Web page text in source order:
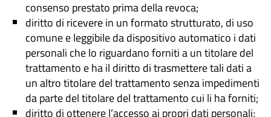
consenso prestato prima della revoca;
diritto di ricevere in un formato strutturato, di uso
comune e leggibile da dispositivo automatico i dati
personali che lo riguardano forniti a un titolare del
trattamento e ha il diritto di trasmettere tali dati a
un altro titolare del trattamento senza impedimenti
da parte del titolare del trattamento cui li ha forniti;
diritto di ottenere l’accesso ai propri dati personali;